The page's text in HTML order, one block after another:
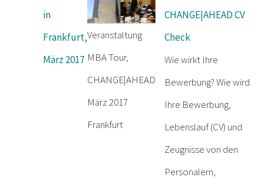
in
Frankfurt,
März 2017
Veranstaltung
MBA Tour,
CHANGE|AHEAD
März 2017
Frankfurt
CHANGE|AHEAD CV
Check
Wie wirkt Ihre
Bewerbung? Wie wird
Ihre Bewerbung,
Lebenslauf (CV) und
Zeugnisse von den
Personalern,